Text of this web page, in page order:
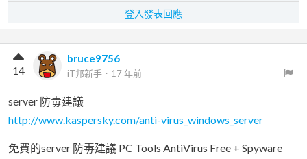
登入發表回應
bruce9756
iT邦新手 ． 17 年前
14
server 防毒建議
http://www.kaspersky.com/anti-virus_windows_server
免費的server 防毒建議 PC Tools AntiVirus Free + Spyware